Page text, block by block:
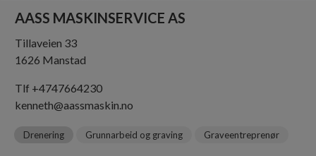
AASS MASKINSERVICE AS
Tillaveien 33
1626 Manstad
Tlf +4747664230
kenneth@aassmaskin.no
Graveentreprenør
Grunnarbeid og graving
Drenering